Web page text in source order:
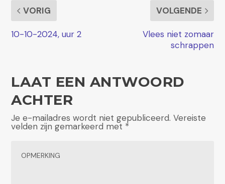
VORIG
10-10-2024, uur 2
VOLGENDE
Vlees niet zomaar
schrappen
LAAT EEN ANTWOORD
ACHTER
Je e-mailadres wordt niet gepubliceerd. Vereiste
velden zijn gemarkeerd met *